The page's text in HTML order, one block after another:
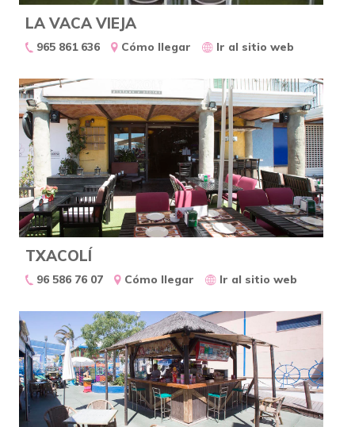
LA VACA VIEJA
965 861 636 Cómo llegar Ir al sitio web
TXACOLÍ
96 586 76 07 Cómo llegar Ir al sitio web